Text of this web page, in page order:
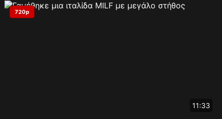
720p
11:33